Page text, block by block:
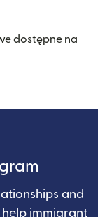
dostępne na
and
immigrant